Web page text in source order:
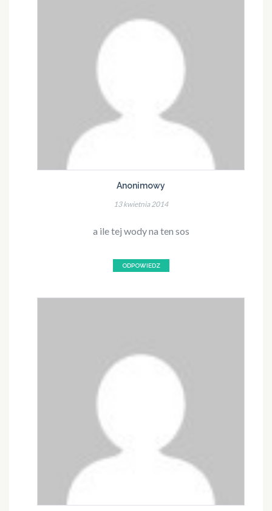
Anonimowy
13 kwietnia 2014
a ile tej wody na ten sos
ODPOWIEDZ